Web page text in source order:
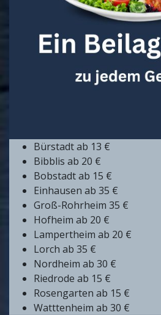
Bürstadt ab 13 €
Bibblis ab 20 €
Bobstadt ab 15 €
Einhausen ab 35 €
Groß-Rohrheim 35 €
Hofheim ab 20 €
Lampertheim ab 20 €
Lorch ab 35 €
Nordheim ab 30 €
Riedrode ab 15 €
Rosengarten ab 15 €
Watttenheim ab 30 €